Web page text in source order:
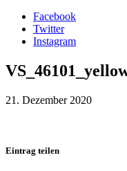
Facebook
Twitter
Instagram
21. Dezember 2020
Eintrag teilen